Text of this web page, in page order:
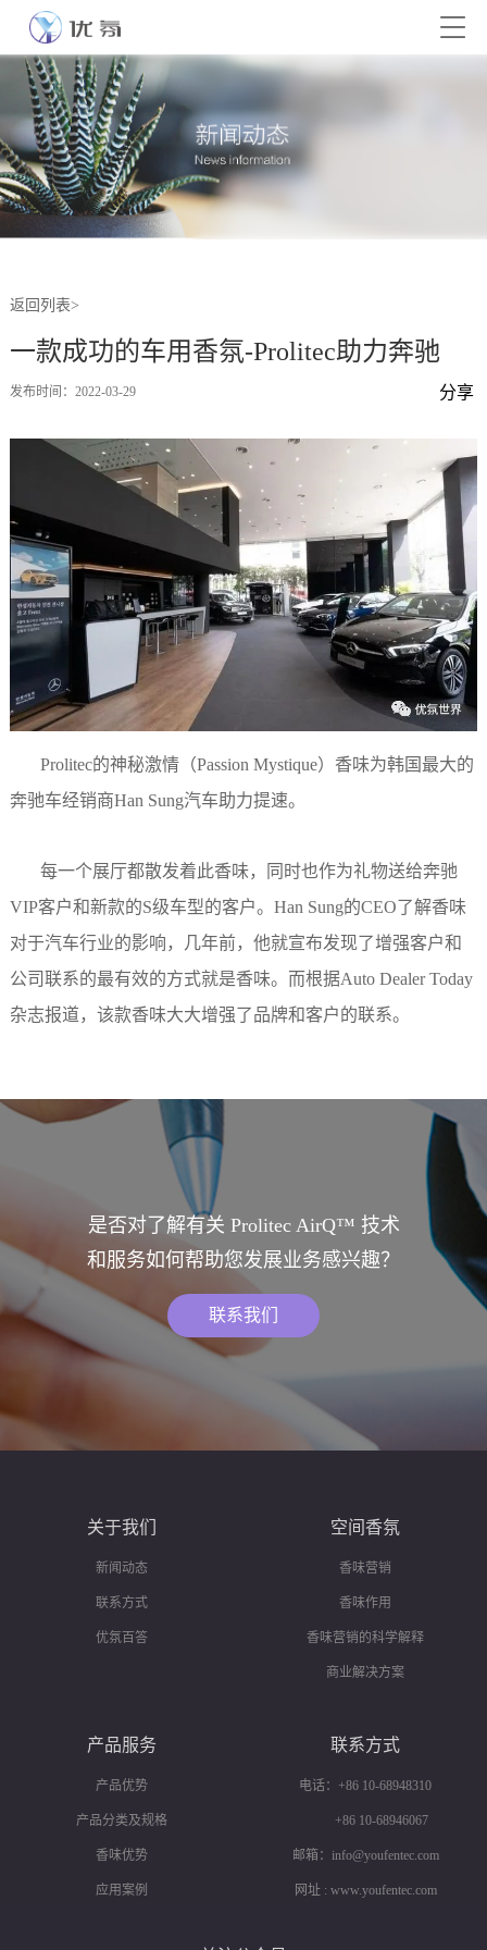
返回列表>
一款成功的车用香氛-Prolitec助力奔驰
发布时间：2022-03-29 分享
Prolitec的神秘激情（Passion Mystique）香味为韩国最大的
奔驰车经销商Han Sung汽车助力提速。
每一个展厅都散发着此香味，同时也作为礼物送给奔驰
VIP客户和新款的S级车型的客户。 Han Sung的CEO了解香味
对于汽车行业的影响，几年前，他就宣布发现了增强客户和
公司联系的最有效的方式就是香味。而根据Auto Dealer Today
杂志报道，该款香味大大增强了品牌和客户的联系。
是否对了解有关 Prolitec AirQ™ 技术
和服务如何帮助您发展业务感兴趣？
联系我们
关于我们
新闻动态
联系方式
优氛百答
空间香氛
香味营销
香味作用
香味营销的科学解释
商业解决方案
产品服务
产品优势
产品分类及规格
香味优势
应用案例
联系方式
电话：+86 10-68948310
+86 10-68946067
邮箱：info@youfentec.com
网址 : www.youfentec.com